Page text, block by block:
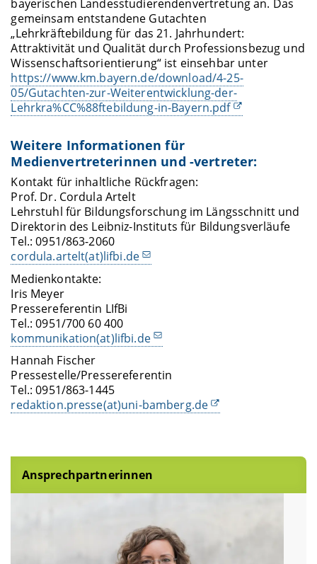
bayerischen Landesstudierendenvertretung an. Das
gemeinsam entstandene Gutachten
„Lehrkräftebildung für das 21. Jahrhundert:
Attraktivität und Qualität durch Professionsbezug und
Wissenschaftsorientierung“ ist einsehbar unter
https://www.km.bayern.de/download/4-25-
05/Gutachten-zur-Weiterentwicklung-der-
Lehrkra%CC%88ftebildung-in-Bayern.pdf
Weitere Informationen für
Medienvertreterinnen und -vertreter:
Kontakt für inhaltliche Rückfragen:
Prof. Dr. Cordula Artelt
Lehrstuhl für Bildungsforschung im Längsschnitt und
Direktorin des Leibniz-Instituts für Bildungsverläufe
Tel.: 0951/863-2060
cordula.artelt(at)lifbi.de
Medienkontakte:
Iris Meyer
Pressereferentin LIfBi
Tel.: 0951/700 60 400
kommunikation(at)lifbi.de
Hannah Fischer
Pressestelle/Pressereferentin
Tel.: 0951/863-1445
redaktion.presse(at)uni-bamberg.de
Ansprechpartnerinnen